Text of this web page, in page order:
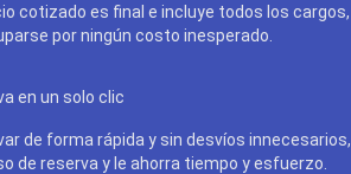
cotizado es final e incluye todos los
por ningún costo inesperado.
en un solo clic
de forma rápida y sin desvíos
de reserva y le ahorra tiempo y esfuerzo.